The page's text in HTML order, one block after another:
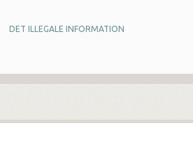
DET ILLEGALE INFORMATION